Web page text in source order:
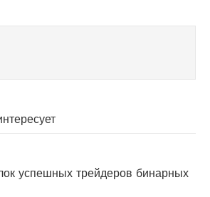
успешных трейдеров бинарных